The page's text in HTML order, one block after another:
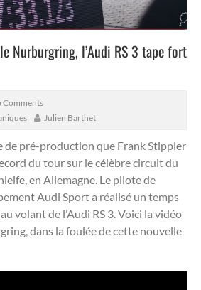
Nurburgring, l’Audi RS 3 tape fort
Comments
Julien Barthet
de pré-production que Frank Stippler
du tour sur le célèbre circuit du
en Allemagne. Le pilote de
Audi Sport a réalisé un temps
volant de l’Audi RS 3. Voici la vidéo
dans la foulée de cette nouvelle